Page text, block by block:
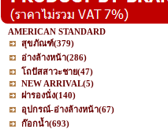
AMERICAN STANDARD
สุขภัณฑ์(379)
อ่างล้างหน้า(286)
โถปัสสาวะชาย(47)
NEW ARRIVAL(5)
ฝารองนั่ง(140)
อุปกรณ์-อ่างล้างหน้า(67)
ก๊อกน้ำ(693)